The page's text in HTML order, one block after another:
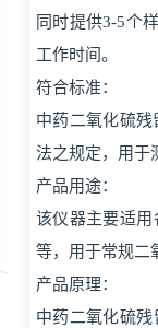
同时提供3-5个
工作时间。
符合标准：
中药二氧化硫
法之规定，用于
产品用途：
该仪器主要适
等，用于常规二
产品原理：
中药二氧化硫